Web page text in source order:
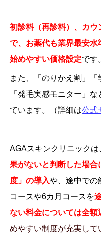
初診料（再診料）、カウ
で、お薬代も業界最安
始めやすい価格設定です。
また、「のりかえ割」「
「発毛実感モニター」
ています。（詳細は公式
AGAスキンクリニック
果がないと判断した場合
度」の導入や、途中での
コースや6カ月コースを
ない料金については全額
めやすい制度が充実して